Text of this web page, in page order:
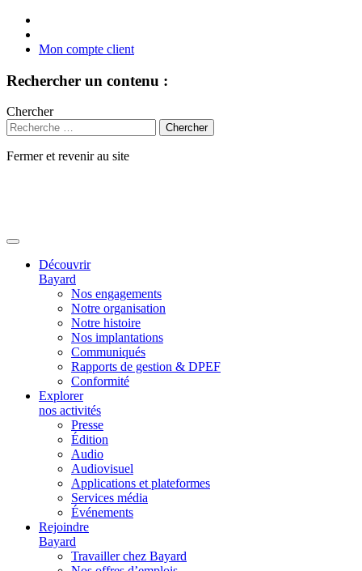
Mon compte client
Rechercher un contenu :
Chercher
Fermer et revenir au site
Découvrir
Bayard
Nos engagements
Notre organisation
Notre histoire
Nos implantations
Communiqués
Rapports de gestion & DPEF
Conformité
Explorer
nos activités
Presse
Édition
Audio
Audiovisuel
Applications et plateformes
Services média
Événements
Rejoindre
Bayard
Travailler chez Bayard